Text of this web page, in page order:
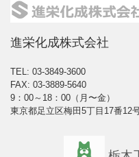
進栄化成株式会社
TEL: 03-3849-3600
FAX: 03-3889-5640
9：00～18：00（月〜金）
東京都足立区梅田5丁目17番12